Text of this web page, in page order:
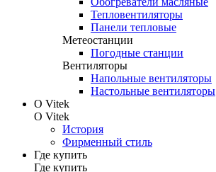
Тепловентиляторы
Панели тепловые
Метеостанции
Погодные станции
Вентиляторы
Напольные вентиляторы
Настольные вентиляторы
О Vitek
О Vitek
История
Фирменный стиль
Где купить
Где купить